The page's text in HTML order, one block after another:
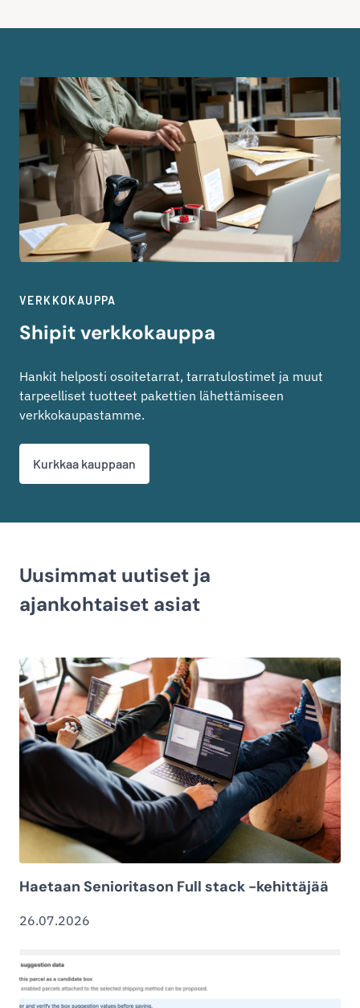
VERKKOKAUPPA
Shipit verkkokauppa
Hankit helposti osoitetarrat, tarratulostimet ja muut
tarpeelliset tuotteet pakettien lähettämiseen
verkkokaupastamme.
Kurkkaa kauppaan
Uusimmat uutiset ja
ajankohtaiset asiat
Haetaan Senioritason Full stack -kehittäjää
26.07.2026